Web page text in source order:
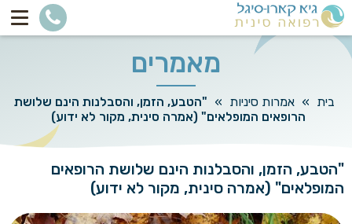
מאמרים
בית » אמרות סיניות » "הטבע, הזמן, והסבלנות הינם שלושת
הרופאים המופלאים" (אמרה סינית, מקור לא ידוע)
"הטבע, הזמן, והסבלנות הינם שלושת הרופאים
המופלאים" (אמרה סינית, מקור לא ידוע)